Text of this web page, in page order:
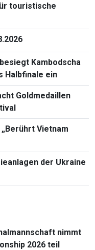
touristische
Kambodscha
Halbfinale ein
Goldmedaillen
Vietnam
der Ukraine
nimmt
2026 teil